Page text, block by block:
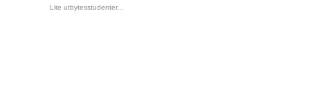
Lite utbytesstudenter...